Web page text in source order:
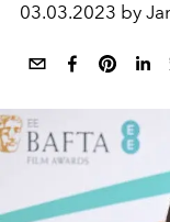
03.03.2023 by